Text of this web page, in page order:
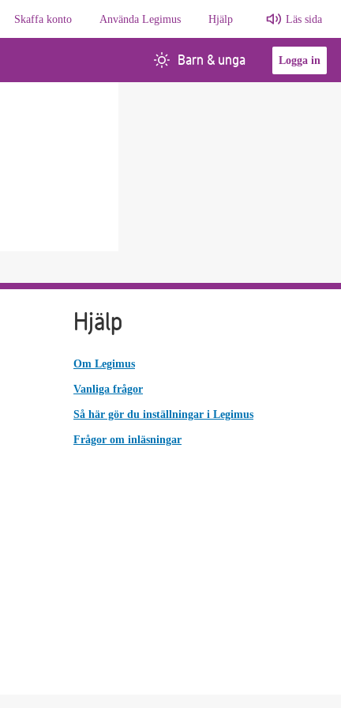
Skaffa konto Använda Legimus Hjälp Läs sida
Barn & unga Logga in
Hjälp
Om Legimus
Vanliga frågor
Så här gör du inställningar i Legimus
Frågor om inläsningar